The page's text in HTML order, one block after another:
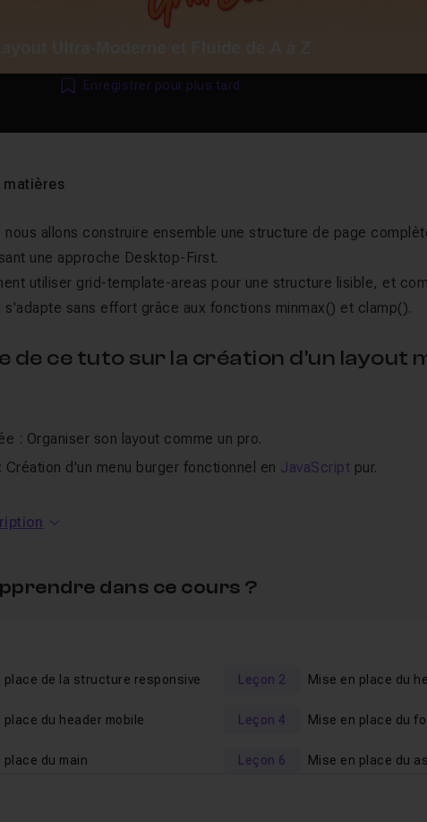
Enregistrer pour plus tard
matières
allons construire ensemble une structure de page
une approche Desktop-First.
utiliser grid-template-areas pour une structure lisible, et
s'adapte sans effort grâce aux fonctions minmax() et clamp().
de ce tuto sur la création d'un layout
: Organiser son layout comme un pro.
Création d'un menu burger fonctionnel en JavaScript pur.
de la typographie et des espacements adaptatifs.
ou que vous souhaitiez rafraîchir vos compétences en
de bonnes conditions :
les bases de CSS Grid.
- Maîtrisez les layouts du futur : Subgrid & Container Queries
pouvez me rejoindre pour
dans ce cours ?
place de la structure responsive Leçon 2 Mise en place du
place du header mobile Leçon 4 Mise en place du
place du main Leçon 6 Mise en place du